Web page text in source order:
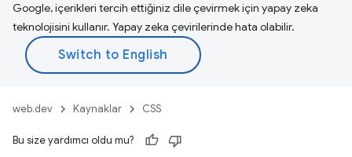
Google, içerikleri tercih ettiğiniz dile çevirmek için yapay zeka
teknolojisini kullanır. Yapay zeka çevirilerinde hata olabilir.
web.dev Kaynaklar CSS
Bu size yardımcı oldu mu?